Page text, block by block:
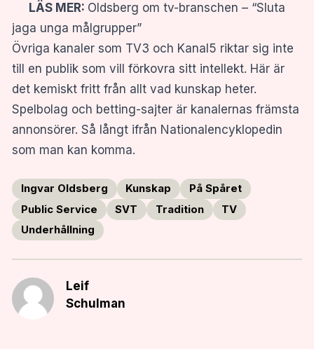
LÄS MER: Oldsberg om tv-branschen – “Sluta
jaga unga målgrupper”
Övriga kanaler som TV3 och Kanal5 riktar sig inte
till en publik som vill förkovra sitt intellekt. Här är
det kemiskt fritt från allt vad kunskap heter.
Spelbolag och betting-sajter är kanalernas främsta
annonsörer. Så långt ifrån Nationalencyklopedin
som man kan komma.
Ingvar Oldsberg Kunskap
På Spåret
Public Service
SVT Tradition
TV
Underhållning
Leif
Schulman